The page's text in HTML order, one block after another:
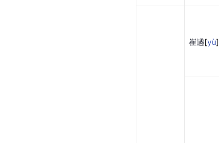
崔遹[yù]